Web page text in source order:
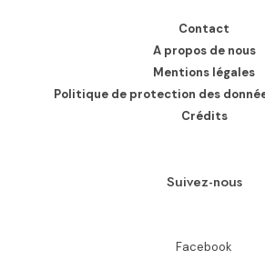
Contact
A propos de nous
Mentions légales
Politique de protection des
Crédits
Suivez-nous
Facebook